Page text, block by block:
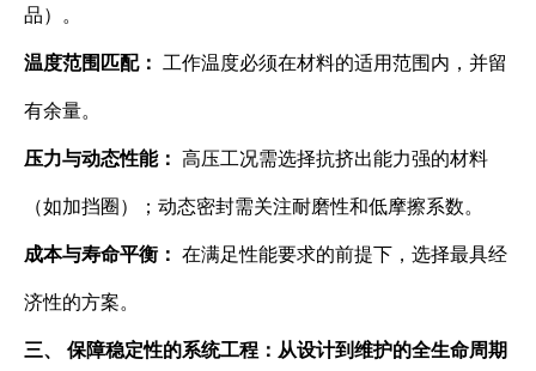
品）。
温度范围匹配：​ ​ 工作温度必须在材料的适用范围内，并留
有余量。
压力与动态性能：​ ​ 高压工况需选择抗挤出能力强的材料
（如加挡圈）；动态密封需关注耐磨性和低摩擦系数。
成本与寿命平衡：​ ​ 在满足性能要求的前提下，选择最具经
济性的方案。
三、 保障稳定性的系统工程：从设计到维护的全生命周期